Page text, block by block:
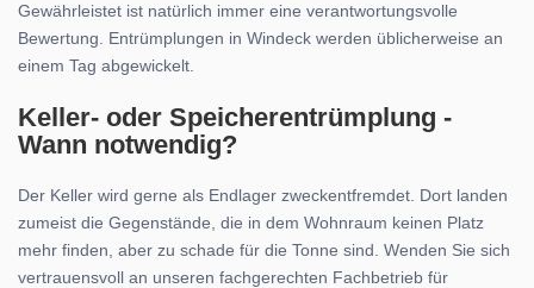
Gewährleistet ist natürlich immer eine verantwortungsvolle
Bewertung. Entrümplungen in Windeck werden üblicherweise an
einem Tag abgewickelt.
Keller- oder Speicherentrümplung -
Wann notwendig?
Der Keller wird gerne als Endlager zweckentfremdet. Dort landen
zumeist die Gegenstände, die in dem Wohnraum keinen Platz
mehr finden, aber zu schade für die Tonne sind. Wenden Sie sich
vertrauensvoll an unseren fachgerechten Fachbetrieb für